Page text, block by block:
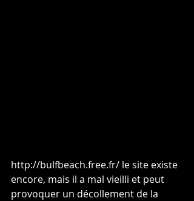
http://bulfbeach.free.fr/ le site existe
encore, mais il a mal vieilli et peut
provoquer un décollement de la